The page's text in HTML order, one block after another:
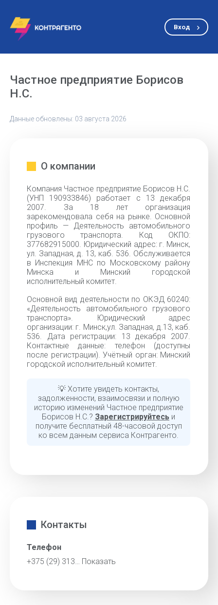
Вход
Частное предприятие Борисов
Н.С.
Данные обновлены: 03 августа 2026
О компании
Компания Частное предприятие Борисов Н.С.
(УНП 190933846) работает с 13 декабря
2007. За 18 лет организация
зарекомендовала себя на рынке. Основной
профиль — Деятельность автомобильного
грузового транспорта. Код ОКПО:
377682915000. Юридический адрес: г. Минск,
ул. Западная, д. 13, каб. 536. Обслуживается
в Инспекция МНС по Московскому району
Минска и Минский городской
исполнительный комитет.
Основной вид деятельности по ОКЭД 60240:
«Деятельность автомобильного грузового
транспорта». Юридический адрес
организации: г. Минск,ул. Западная, д.13, каб.
536. Дата регистрации: 13 декабря 2007.
Контактные данные: телефон (доступны
после регистрации). Учётный орган: Минский
городской исполнительный комитет.
💡 Хотите увидеть контакты,
задолженности, взаимосвязи и полную
историю изменений Частное предприятие
Борисов Н.С.? Зарегистрируйтесь и
получите бесплатный 48-часовой доступ
ко всем данным сервиса Контрагенто.
Контакты
Телефон
+375 (29) 313… Показать